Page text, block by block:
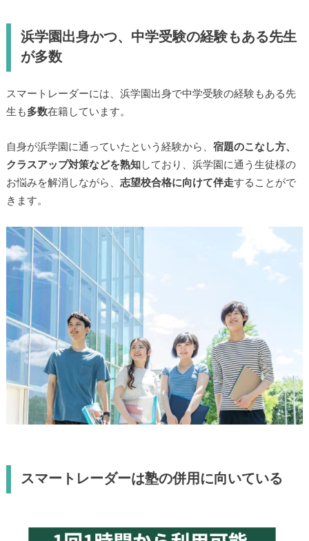
浜学園出身かつ、中学受験の経験もある先生
が多数
スマートレーダーには、浜学園出身で中学受験の経験もある先
生も 多数在籍しています。
自身が浜学園に通っていたという経験から、 宿題のこなし方、
クラスアップ対策などを熟知しており、浜学園に通う生徒様の
お悩みを解消しながら、 志望校合格に向けて伴走することがで
きます。
スマートレーダーは塾の併用に向いている